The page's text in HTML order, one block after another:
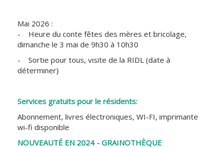
Mai 2026 :
- Heure du conte fêtes des mères et bricolage,
dimanche le 3 mai de 9h30 à 10h30
- Sortie pour tous, visite de la RIDL (date à
déterminer)
Services gratuits pour le résidents:
Abonnement, livres électroniques, WI-FI, imprimante
wi-fi disponible
NOUVEAUTÉ EN 2024 - GRAINOTHÈQUE